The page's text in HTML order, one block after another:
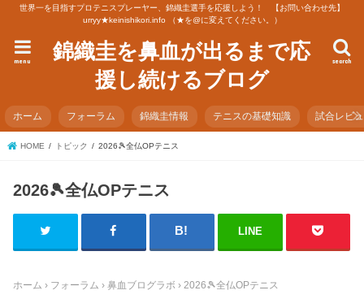
世界一を目指すプロテニスプレーヤー、錦織圭選手を応援しよう！ 【お問い合わせ先】
urryy★keinishikori.info （★を@に変えてください。）
錦織圭を鼻血が出るまで応
援し続けるブログ
search
menu
ホーム フォーラム 錦織圭情報 テニスの基礎知識 試合レビ
HOME トピック 2026🎾全仏OPテニス
2026🎾全仏OPテニス
LINE
ホーム › フォーラム › 鼻血ブログラボ › 2026🎾全仏OPテニス